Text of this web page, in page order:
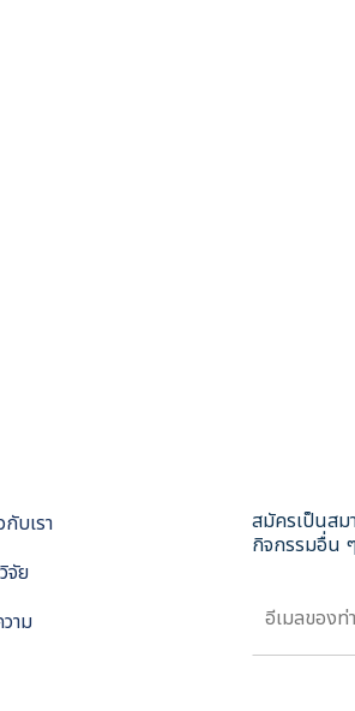
กับเรา
จัย
าม
สมัครเป็นสม
กิจกรรมอื่น